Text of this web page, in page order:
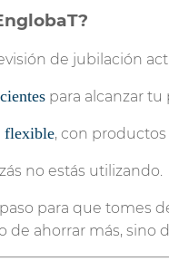
de jubilación
para alcanzar
flexible, con
no estás utilizando.
para que tomes
de ahorrar más, sino